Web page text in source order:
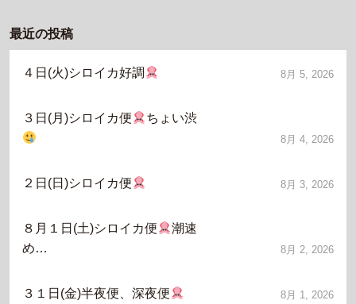
最近の投稿
４日(火)シロイカ好調 8月 5, 2026
３日(月)シロイカ便 ちょい渋
8月 4, 2026
２日(日)シロイカ便 8月 3, 2026
８月１日(土)シロイカ便
潮速
め…
8月 2, 2026
３１日(金)半夜便、深夜便 8月 1, 2026